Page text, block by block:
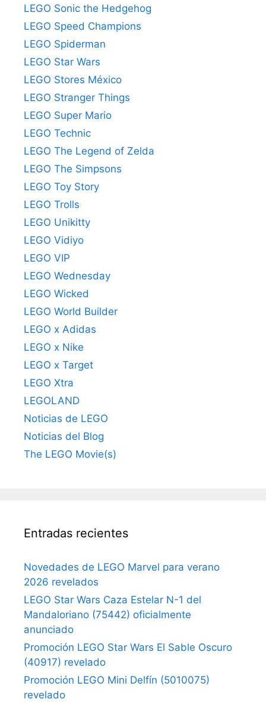
LEGO Sonic the Hedgehog
LEGO Speed Champions
LEGO Spiderman
LEGO Star Wars
LEGO Stores México
LEGO Stranger Things
LEGO Super Mario
LEGO Technic
LEGO The Legend of Zelda
LEGO The Simpsons
LEGO Toy Story
LEGO Trolls
LEGO Unikitty
LEGO Vidiyo
LEGO VIP
LEGO Wednesday
LEGO Wicked
LEGO World Builder
LEGO x Adidas
LEGO x Nike
LEGO x Target
LEGO Xtra
LEGOLAND
Noticias de LEGO
Noticias del Blog
The LEGO Movie(s)
Entradas recientes
Novedades de LEGO Marvel para verano
2026 revelados
LEGO Star Wars Caza Estelar N-1 del
Mandaloriano (75442) oficialmente
anunciado
Promoción LEGO Star Wars El Sable Oscuro
(40917) revelado
Promoción LEGO Mini Delfín (5010075)
revelado